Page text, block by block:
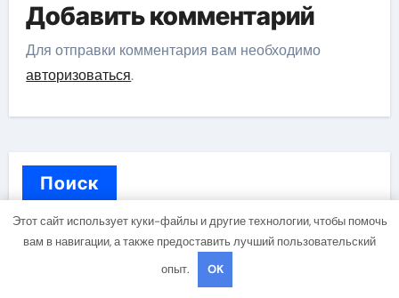
Добавить комментарий
Для отправки комментария вам необходимо
авторизоваться.
Поиск
Поиск
Этот сайт использует куки-файлы и другие технологии, чтобы помочь
вам в навигации, а также предоставить лучший пользовательский
опыт.
OK